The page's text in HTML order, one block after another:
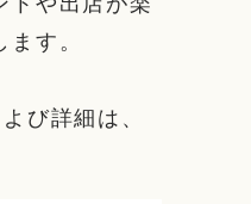
す。
び詳細は、